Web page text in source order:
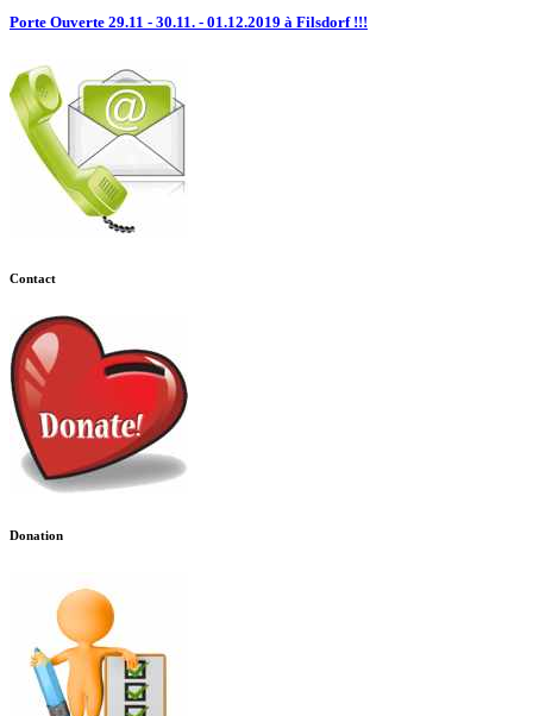
Porte Ouverte 29.11 - 30.11. - 01.12.2019 à Filsdorf !!!
Contact
Donation